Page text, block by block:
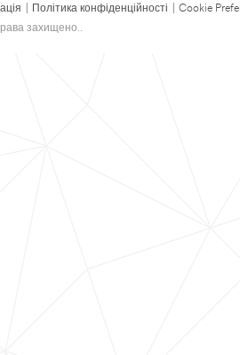
Політика конфіденційності
Cookie
захищено..